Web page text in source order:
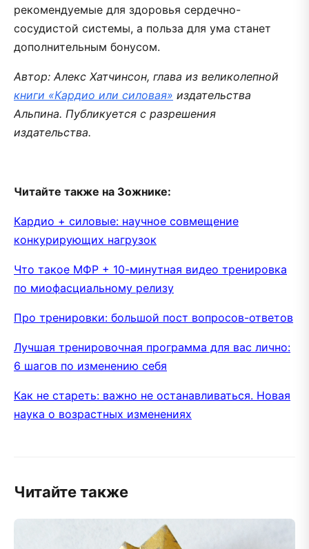
рекомендуемые для здоровья сердечно-
сосудистой системы, а польза для ума станет
дополнительным бонусом.
Автор: Алекс Хатчинсон, глава из великолепной
книги «Кардио или силовая» издательства
Альпина. Публикуется с разрешения
издательства.
Читайте также на Зожнике:
Кардио + силовые: научное совмещение
конкурирующих нагрузок
Что такое МФР + 10-минутная видео тренировка
по миофасциальному релизу
Про тренировки: большой пост вопросов-ответов
Лучшая тренировочная программа для вас лично:
6 шагов по изменению себя
Как не стареть: важно не останавливаться. Новая
наука о возрастных изменениях
Читайте также